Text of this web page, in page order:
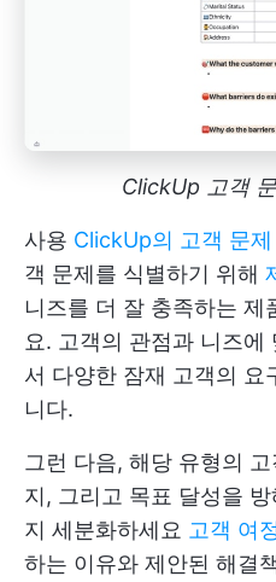
ClickUp 고객
사용 ClickUp의 고객 문
객 문제를 식별하기 위해
니즈를 더 잘 충족하는 제
요. 고객의 관점과 니즈에
서 다양한 잠재 고객의 요
니다.
그런 다음, 해당 유형의
지, 그리고 목표 달성을
지 세분화하세요 고객 여
하는 이유와 제안된 해결